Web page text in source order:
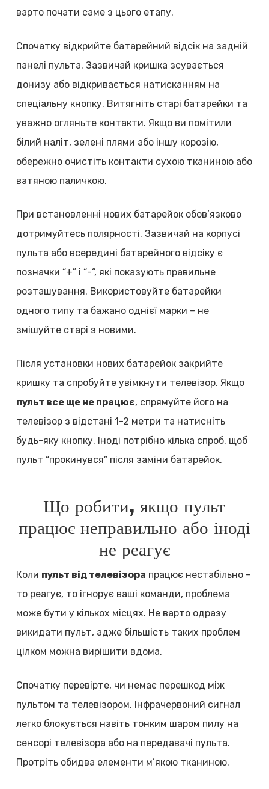
варто почати саме з цього етапу.
Спочатку відкрийте батарейний відсік на задній
панелі пульта. Зазвичай кришка зсувається
донизу або відкривається натисканням на
спеціальну кнопку. Витягніть старі батарейки та
уважно огляньте контакти. Якщо ви помітили
білий наліт, зелені плями або іншу корозію,
обережно очистіть контакти сухою тканиною або
ватяною паличкою.
При встановленні нових батарейок обов’язково
дотримуйтесь полярності. Зазвичай на корпусі
пульта або всередині батарейного відсіку є
позначки “+” і “-“, які показують правильне
розташування. Використовуйте батарейки
одного типу та бажано однієї марки – не
змішуйте старі з новими.
Після установки нових батарейок закрийте
кришку та спробуйте увімкнути телевізор. Якщо
пульт все ще не працює, спрямуйте його на
телевізор з відстані 1-2 метри та натисніть
будь-яку кнопку. Іноді потрібно кілька спроб, щоб
пульт “прокинувся” після заміни батарейок.
Що робити, якщо пульт
працює неправильно або іноді
не реагує
Коли пульт від телевізора працює нестабільно –
то реагує, то ігнорує ваші команди, проблема
може бути у кількох місцях. Не варто одразу
викидати пульт, адже більшість таких проблем
цілком можна вирішити вдома.
Спочатку перевірте, чи немає перешкод між
пультом та телевізором. Інфрачервоний сигнал
легко блокується навіть тонким шаром пилу на
сенсорі телевізора або на передавачі пульта.
Протріть обидва елементи м’якою тканиною.